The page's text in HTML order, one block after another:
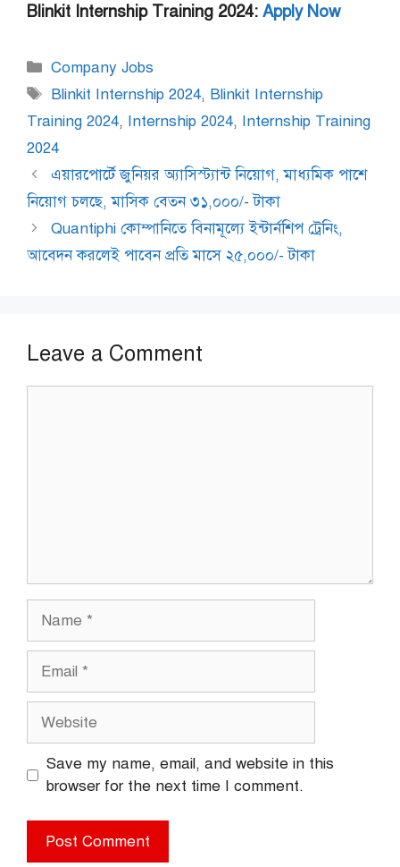
Blinkit Internship Training 2024: Apply Now
Categories
Company Jobs
Tags
Blinkit Internship 2024, Blinkit Internship
Training 2024, Internship 2024, Internship Training
2024
এয়ারপোর্টে জুনিয়র অ্যাসিস্ট্যান্ট নিয়োগ, মাধ্যমিক পাশে
নিয়োগ চলছে, মাসিক বেতন ৩১,০০০/- টাকা
Quantiphi কোম্পানিতে বিনামূল্যে ইন্টার্নশিপ ট্রেনিং,
আবেদন করলেই পাবেন প্রতি মাসে ২৫,০০০/- টাকা
Leave a Comment
Name
Email
Website
Save my name, email, and website in this
browser for the next time I comment.